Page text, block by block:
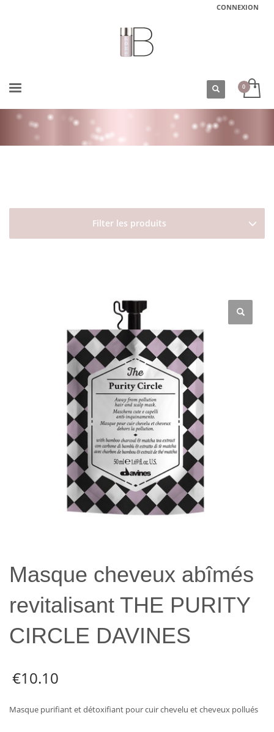
CONNEXION
Filter les produits
Masque cheveux abîmés
revitalisant THE PURITY
CIRCLE DAVINES
€10.10
Masque purifiant et détoxifiant pour cuir chevelu et cheveux pollués